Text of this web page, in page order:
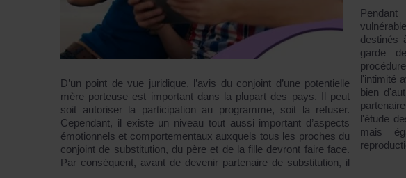
D’un point de vue juridique, l’avis du conjoint d’une potentielle
mère porteuse est important dans la plupart des pays. Il peut
soit autoriser la participation au programme, soit la refuser.
Cependant, il existe un niveau tout aussi important d’aspects
émotionnels et comportementaux auxquels tous les proches du
conjoint de substitution, du père et de la fille devront faire face.
Par conséquent, avant de devenir partenaire de substitution, il
destinés
garde
l'intimité
bien
l'étude
mais